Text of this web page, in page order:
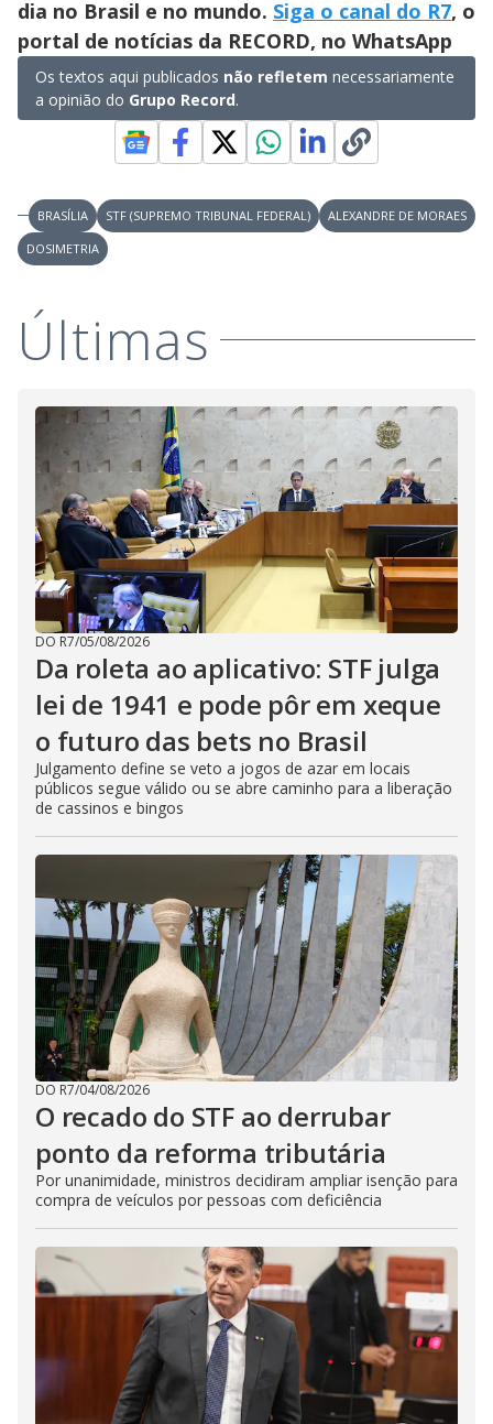
dia no Brasil e no mundo. Siga o canal do R7, o
portal de notícias da RECORD, no WhatsApp
Os textos aqui publicados não refletem necessariamente
a opinião do Grupo Record.
BRASÍLIA STF (SUPREMO TRIBUNAL FEDERAL)
ALEXANDRE DE MORAES
DOSIMETRIA
Últimas
DO R7/05/08/2026
Da roleta ao aplicativo: STF julga
lei de 1941 e pode pôr em xeque
o futuro das bets no Brasil
Julgamento define se veto a jogos de azar em locais
públicos segue válido ou se abre caminho para a liberação
de cassinos e bingos
DO R7/04/08/2026
O recado do STF ao derrubar
ponto da reforma tributária
Por unanimidade, ministros decidiram ampliar isenção para
compra de veículos por pessoas com deficiência